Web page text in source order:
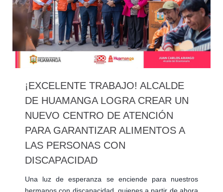
¡EXCELENTE TRABAJO! ALCALDE
DE HUAMANGA LOGRA CREAR UN
NUEVO CENTRO DE ATENCIÓN
PARA GARANTIZAR ALIMENTOS A
LAS PERSONAS CON
DISCAPACIDAD
Una luz de esperanza se enciende para nuestros
hermanos con discapacidad, quienes a partir de ahora